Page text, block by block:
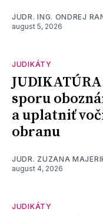
JUDR. ING. ONDREJ
august 5, 2026
JUDIKÁTY
sporu
a uplatniť
obranu
JUDR. ZUZANA
august 4, 2026
JUDIKÁTY